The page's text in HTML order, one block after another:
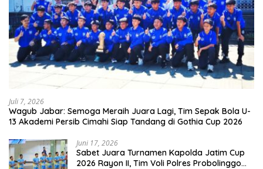
Juli 7, 2026
Wagub Jabar: Semoga Meraih Juara Lagi, Tim Sepak Bola U-
13 Akademi Persib Cimahi Siap Tandang di Gothia Cup 2026
Juni 17, 2026
Sabet Juara Turnamen Kapolda Jatim Cup
2026 Rayon II, Tim Voli Polres Probolinggo